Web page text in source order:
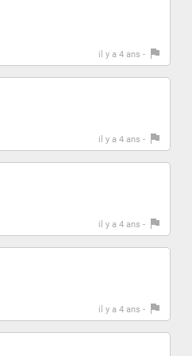
il y a 4 ans -
il y a 4 ans -
il y a 4 ans -
il y a 4 ans -